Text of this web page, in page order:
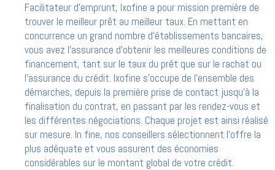
Facilitateur d’emprunt, Ixofine a pour mission première de
trouver le meilleur prêt au meilleur taux. En mettant en
concurrence un grand nombre d’établissements bancaires,
vous avez l’assurance d’obtenir les meilleures conditions de
financement, tant sur le taux du prêt que sur le rachat ou
l’assurance du crédit. Ixofine s’occupe de l’ensemble des
démarches, depuis la première prise de contact jusqu’à la
finalisation du contrat, en passant par les rendez-vous et
les différentes négociations. Chaque projet est ainsi réalisé
sur mesure. In fine, nos conseillers sélectionnent l’offre la
plus adéquate et vous assurent des économies
considérables sur le montant global de votre crédit.